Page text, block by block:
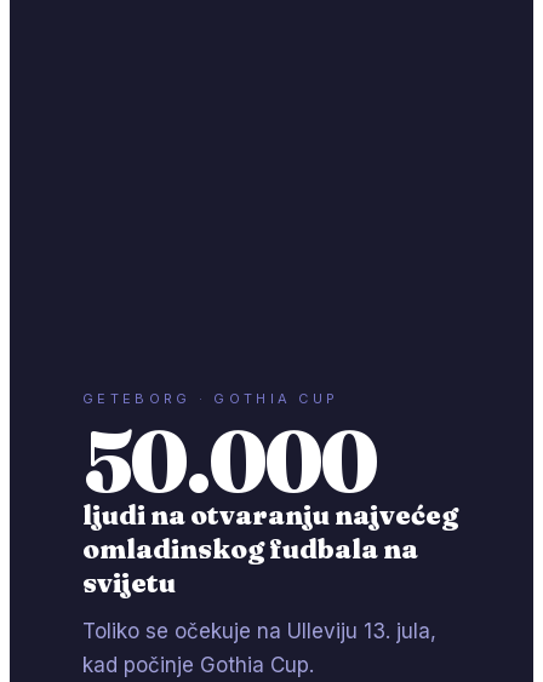
GETEBORG · GOTHIA CUP
50.000
ljudi na otvaranju najvećeg
omladinskog fudbala na
svijetu
Toliko se očekuje na Ulleviju 13. jula,
kad počinje Gothia Cup.